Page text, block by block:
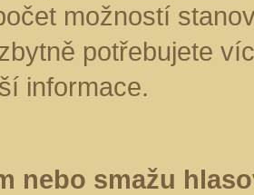
možností
potřebujete
informace.
nebo smažu